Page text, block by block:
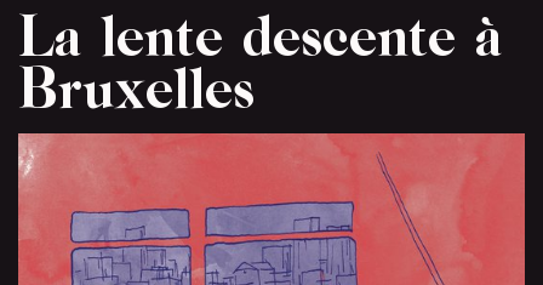
La lente descente à
Bruxelles